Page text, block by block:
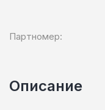
Партномер:
Описание